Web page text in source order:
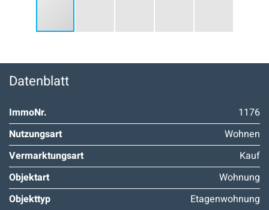
Datenblatt
ImmoNr.
1176
Nutzungsart
Wohnen
Vermarktungsart
Kauf
Objektart
Wohnung
Objekttyp
Etagenwohnung